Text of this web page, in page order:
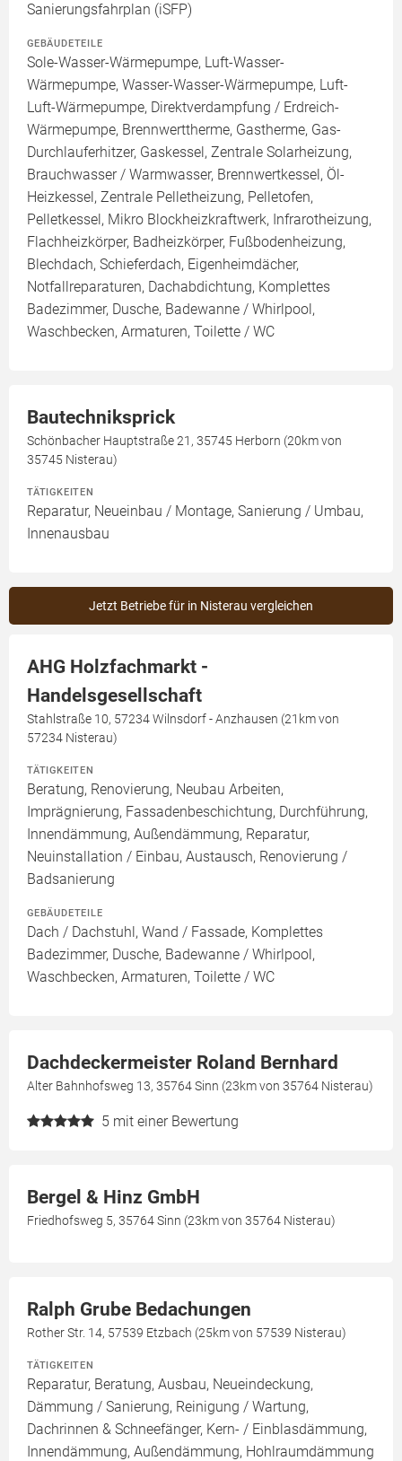
Sanierungsfahrplan (iSFP)
GEBÄUDETEILE
Sole-Wasser-Wärmepumpe, Luft-Wasser-
Wärmepumpe, Wasser-Wasser-Wärmepumpe, Luft-
Luft-Wärmepumpe, Direktverdampfung / Erdreich-
Wärmepumpe, Brennwerttherme, Gastherme, Gas-
Durchlauferhitzer, Gaskessel, Zentrale Solarheizung,
Brauchwasser / Warmwasser, Brennwertkessel, Öl-
Heizkessel, Zentrale Pelletheizung, Pelletofen,
Pelletkessel, Mikro Blockheizkraftwerk, Infrarotheizung,
Flachheizkörper, Badheizkörper, Fußbodenheizung,
Blechdach, Schieferdach, Eigenheimdächer,
Notfallreparaturen, Dachabdichtung, Komplettes
Badezimmer, Dusche, Badewanne / Whirlpool,
Waschbecken, Armaturen, Toilette / WC
Bautechniksprick
Schönbacher Hauptstraße 21, 35745 Herborn (20km von
35745 Nisterau)
TÄTIGKEITEN
Reparatur, Neueinbau / Montage, Sanierung / Umbau,
Innenausbau
Jetzt Betriebe für in Nisterau vergleichen
AHG Holzfachmarkt -
Handelsgesellschaft
Stahlstraße 10, 57234 Wilnsdorf - Anzhausen (21km von
57234 Nisterau)
TÄTIGKEITEN
Beratung, Renovierung, Neubau Arbeiten,
Imprägnierung, Fassadenbeschichtung, Durchführung,
Innendämmung, Außendämmung, Reparatur,
Neuinstallation / Einbau, Austausch, Renovierung /
Badsanierung
GEBÄUDETEILE
Dach / Dachstuhl, Wand / Fassade, Komplettes
Badezimmer, Dusche, Badewanne / Whirlpool,
Waschbecken, Armaturen, Toilette / WC
Dachdeckermeister Roland Bernhard
Alter Bahnhofsweg 13, 35764 Sinn (23km von 35764 Nisterau)
5 mit einer Bewertung
Bergel & Hinz GmbH
Friedhofsweg 5, 35764 Sinn (23km von 35764 Nisterau)
Ralph Grube Bedachungen
Rother Str. 14, 57539 Etzbach (25km von 57539 Nisterau)
TÄTIGKEITEN
Reparatur, Beratung, Ausbau, Neueindeckung,
Dämmung / Sanierung, Reinigung / Wartung,
Dachrinnen & Schneefänger, Kern- / Einblasdämmung,
Innendämmung, Außendämmung, Hohlraumdämmung